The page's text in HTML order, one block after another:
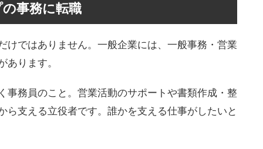
事務に転職
けではありません。一般企業には、一般事務・営業
あります。
事務員のこと。営業活動のサポートや書類作成・整
ら支える立役者です。誰かを支える仕事がしたいと